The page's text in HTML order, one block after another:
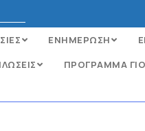
ΕΝΗΜΕΡΩΣΗ
ΠΡΟΓΡΑΜΜΑ